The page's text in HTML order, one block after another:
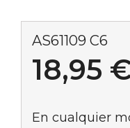
AS61109 C6
18,95
En cualquier